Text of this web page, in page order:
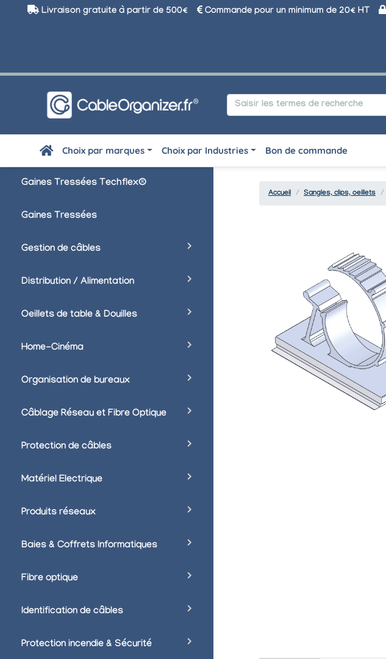
Livraison gratuite à partir de 500€ Commande pour un minimum de 20€ HT
Choix par marques Choix par Industries Bon de commande
Gaines Tressées Techflex®
Gaines Tressées
Gestion de câbles
Distribution / Alimentation
Oeillets de table & Douilles
Home-Cinéma
Organisation de bureaux
Câblage Réseau et Fibre Optique
Protection de câbles
Matériel Electrique
Produits réseaux
Baies & Coffrets Informatiques
Fibre optique
Identification de câbles
Protection incendie & Sécurité
Accueil Sangles, clips, oeillets